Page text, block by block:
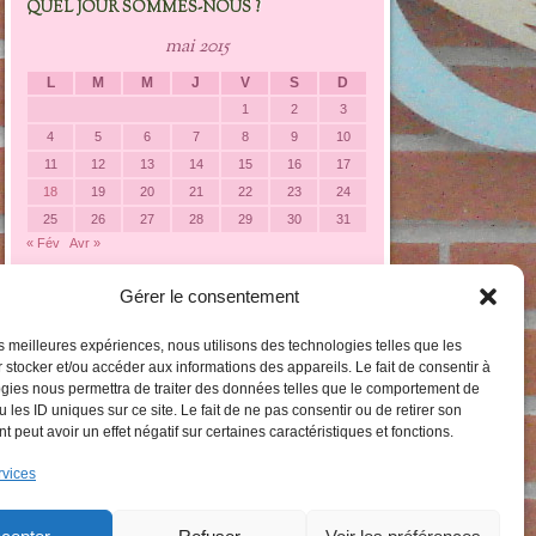
Gérer le consentement
meilleures expériences, nous utilisons des technologies telles que les
stocker et/ou accéder aux informations des appareils. Le fait de consentir à
nous permettra de traiter des données telles que le comportement de
les ID uniques sur ce site. Le fait de ne pas consentir ou de retirer son
peut avoir un effet négatif sur certaines caractéristiques et fonctions.
QUEL JOUR SOMMES-NOUS ?
mai 2015
L M M J V S D
1 2
3
4
5 6 7 8 9
10
11
12 13 14 15 16
17
18
19 20 21 22 23
24
25
26 27 28 29 30
31
« Fév
Avr »
LES CATÉGORIES DARTICLES
Les
catégories
darticles